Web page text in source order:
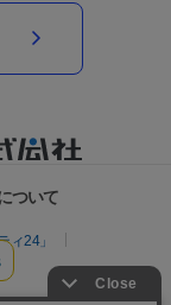
ついて
ィ24」